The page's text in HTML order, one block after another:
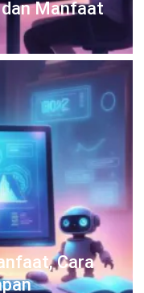
Dapatkan solusi terbaik